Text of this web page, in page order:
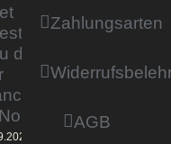
by
direkt«:
Zahlungsarten
AGB